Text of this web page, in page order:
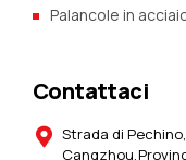
Palancole in
Contattaci
Strada di